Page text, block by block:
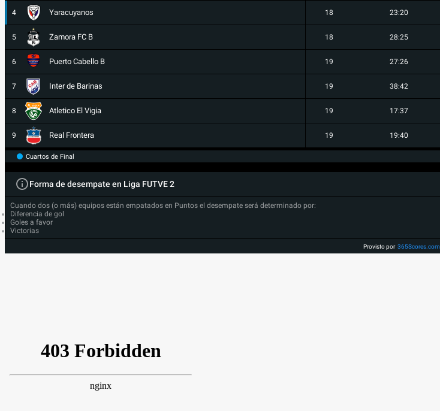
4 Yaracuyanos 18 23:20
5 Zamora FC B 18 28:25
6 Puerto Cabello B 19 27:26
7 Inter de Barinas 19 38:42
8 Atletico El Vigia 19 17:37
9 Real Frontera 19 19:40
Cuartos de Final
Forma de desempate en Liga FUTVE 2
Cuando dos (o más) equipos están empatados en Puntos el desempate será determinado por:
Diferencia de gol
Goles a favor
Victorias
Provisto por 365Scores.com